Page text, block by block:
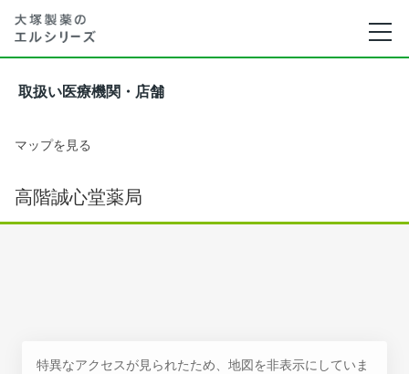
取扱い医療機関・店舗
マップを見る
高階誠心堂薬局
特異なアクセスが見られたため、地図を非表示にしていま